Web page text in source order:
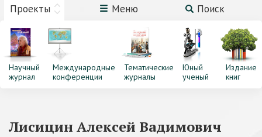
Проекты Меню Поиск
Научный
журнал
Международные
конференции
Тематические
журналы
Юный
ученый
Издание
книг
Лисицин Алексей Вадимович